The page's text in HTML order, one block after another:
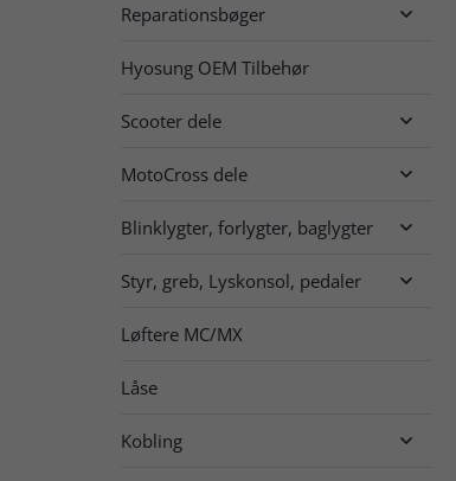
Reparationsbøger 
Hyosung OEM Tilbehør
Scooter dele 
MotoCross dele 
Blinklygter, forlygter, baglygter 
Styr, greb, Lyskonsol, pedaler 
Løftere MC/MX
Låse
Kobling 